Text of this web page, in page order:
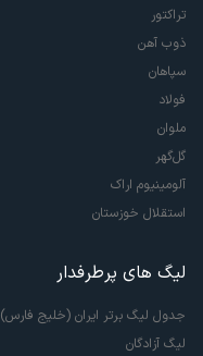
تراکتور
ذوب آهن
سپاهان
فولاد
ملوان
گل‌گهر
آلومینیوم اراک
استقلال خوزستان
لیگ های پرطرفدار
جدول لیگ برتر ایران (خلیج فارس)
لیگ آزادگان